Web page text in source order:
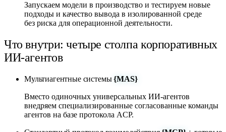
Запускаем модели в производство и тестируем новые
подходы и качество вывода в изолированной среде
без риска для операционной деятельности.
Что внутри: четыре столпа корпоративных
ИИ-агентов
Мультиагентные системы {MAS}
Вместо одиночных универсальных ИИ-агентов
внедряем специализированные согласованные команды
агентов на базе протокола ACP.